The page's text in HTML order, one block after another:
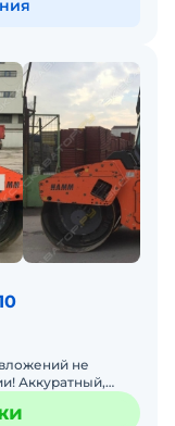
вложений не
Аккуратный,
видео как